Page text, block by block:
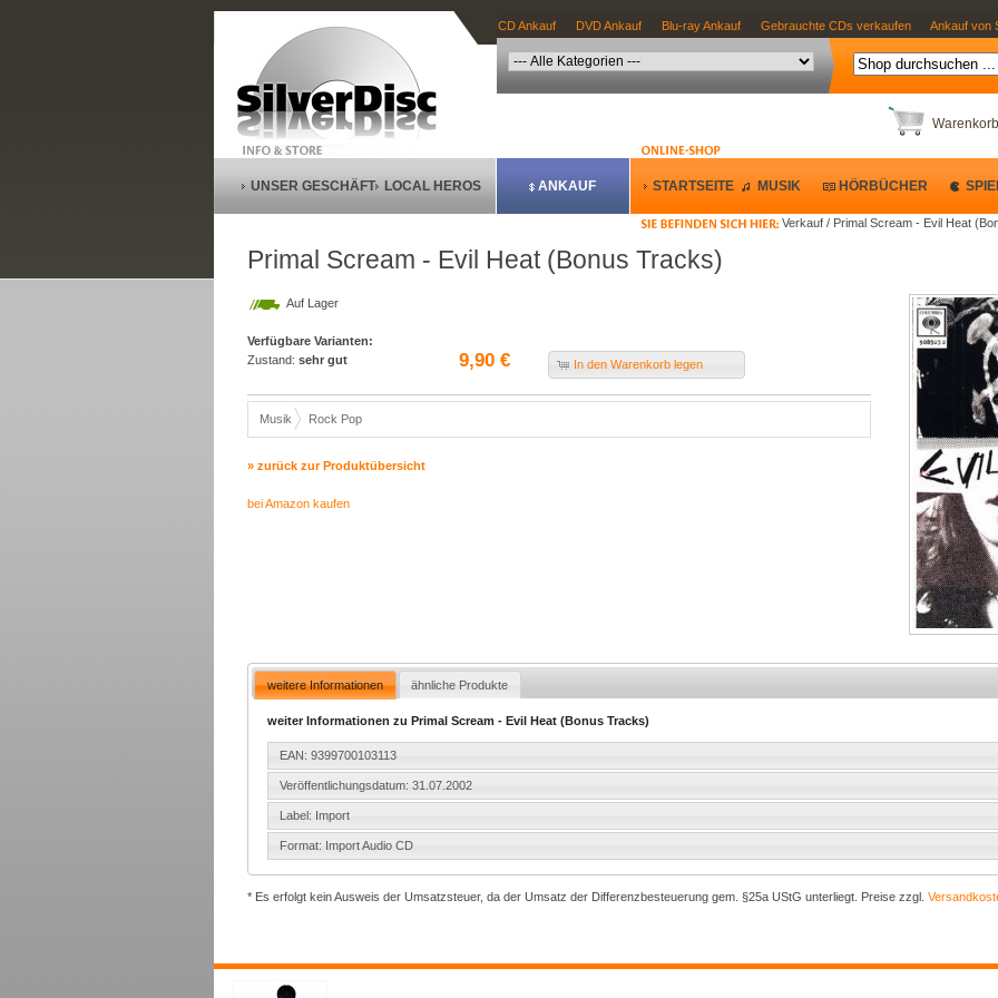
CD Ankauf DVD Ankauf Blu-ray Ankauf Gebrauchte CDs verkaufen Ankauf von
Warenkorb
Verkauf / Primal Scream - Evil Heat
UNSER GESCHÄFT LOCAL HEROS ANKAUF STARTSEITE MUSIK HÖRBÜCHER
Primal Scream - Evil Heat (Bonus Tracks)
Auf Lager
Verfügbare Varianten:
Zustand: sehr gut 9,90 € In den Warenkorb legen
Musik Rock Pop
» zurück zur Produktübersicht
bei Amazon kaufen
weitere Informationen ähnliche Produkte
weiter Informationen zu Primal Scream - Evil Heat (Bonus Tracks)
EAN: 9399700103113
Veröffentlichungsdatum: 31.07.2002
Label: Import
Format: Import Audio CD
* Es erfolgt kein Ausweis der Umsatzsteuer, da der Umsatz der Differenzbesteuerung gem. §25a UStG unterliegt. Preise zzgl.